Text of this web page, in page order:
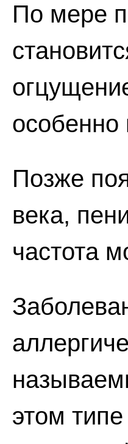
По мере
особенно
Позже
века,
частота
этом